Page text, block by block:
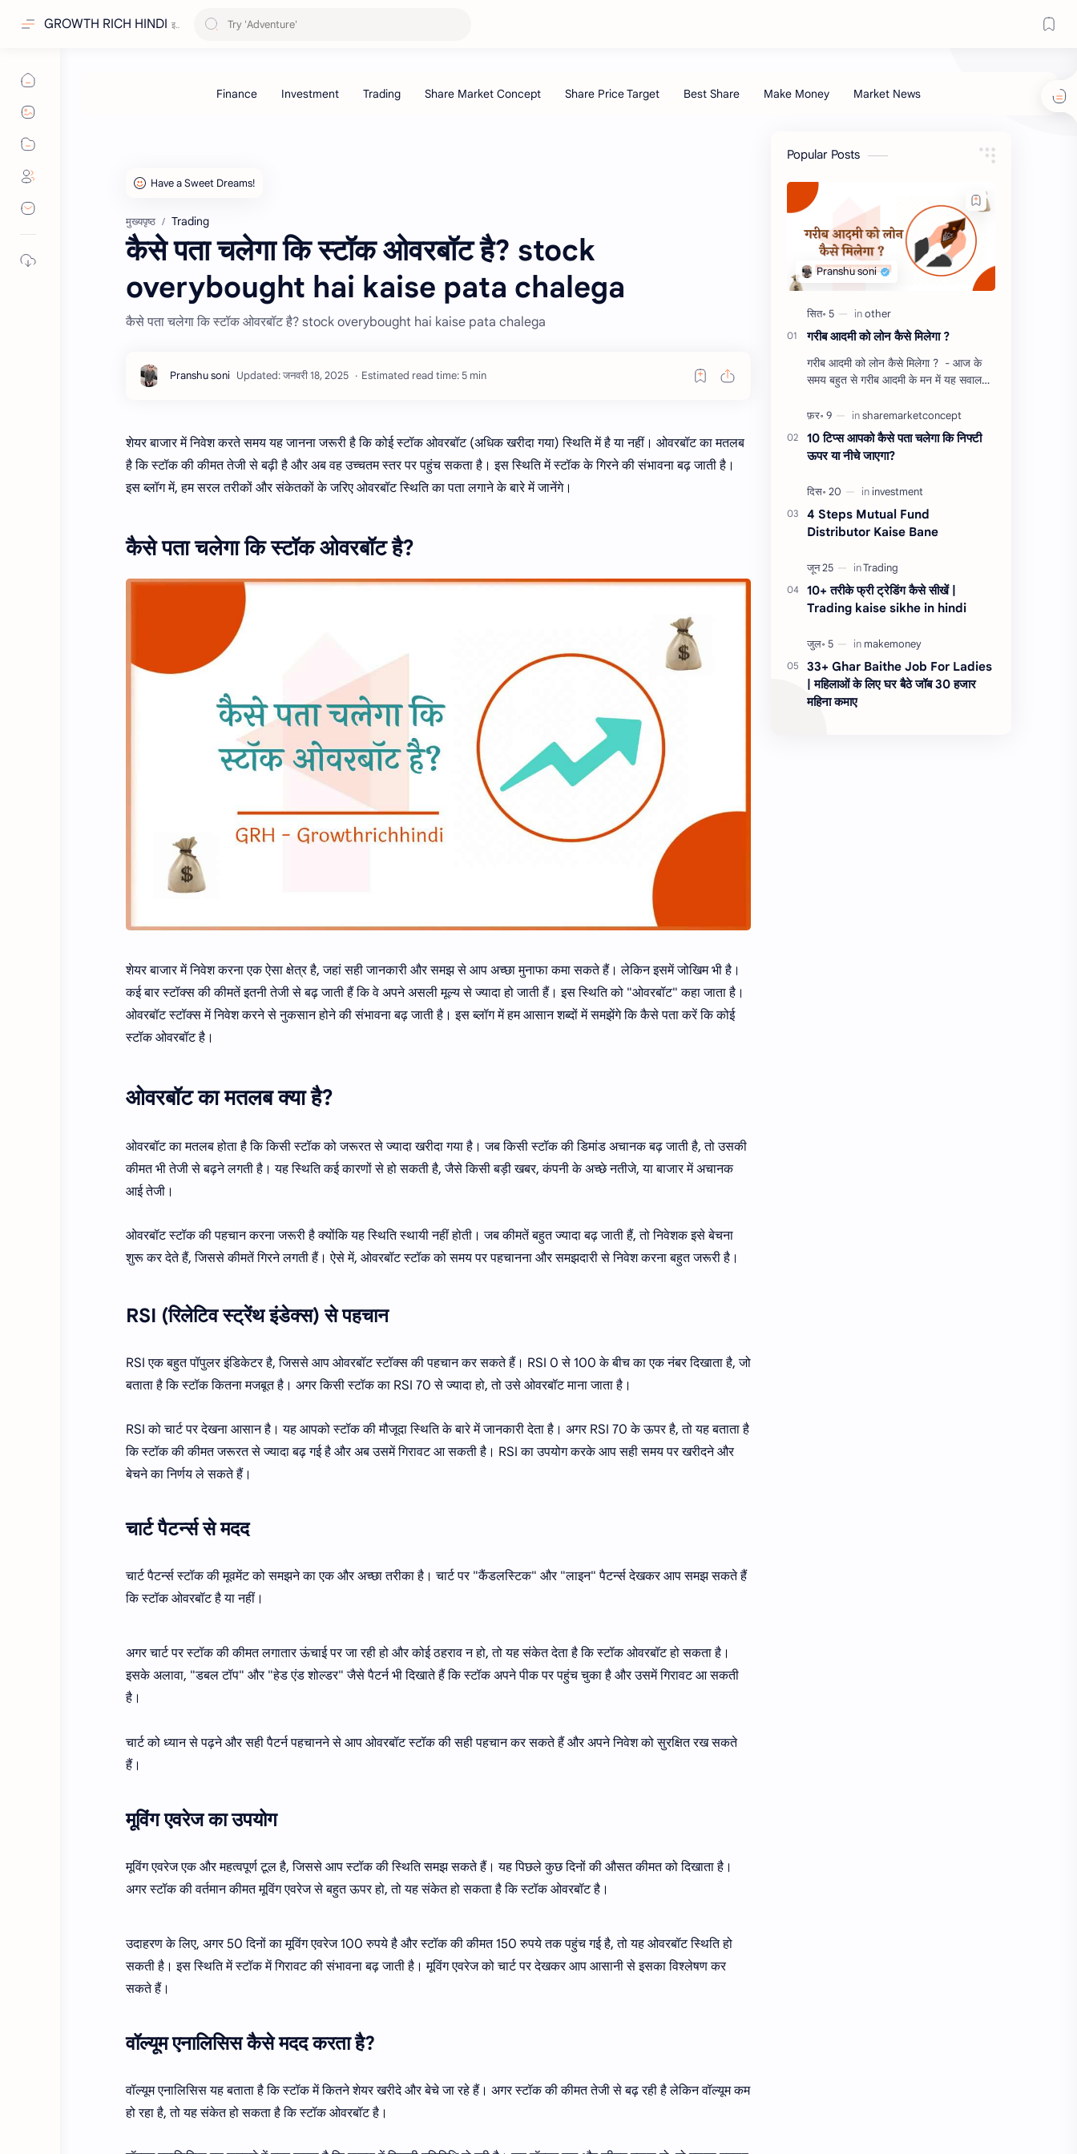
GROWTH RICH HINDI
मुख्यपृष्ठ Trading
कैसे पता चलेगा कि स्टॉक ओवरबॉट है? stock
overybought hai kaise pata chalega
कैसे पता चलेगा कि स्टॉक ओवरबॉट है? stock overybought hai kaise pata chalega
Estimated read time: 5 min
शेयर बाजार में निवेश करते समय यह जानना जरूरी है कि कोई स्टॉक ओवरबॉट (अधिक खरीदा गया) स्थिति में है या नहीं। ओवरबॉट का मतलब
है कि स्टॉक की कीमत तेजी से बढ़ी है और अब वह उच्चतम स्तर पर पहुंच सकता है। इस स्थिति में स्टॉक के गिरने की संभावना बढ़ जाती है।
इस ब्लॉग में, हम सरल तरीकों और संकेतकों के जरिए ओवरबॉट स्थिति का पता लगाने के बारे में जानेंगे।
कैसे पता चलेगा कि स्टॉक ओवरबॉट है?
शेयर बाजार में निवेश करना एक ऐसा क्षेत्र है, जहां सही जानकारी और समझ से आप अच्छा मुनाफा कमा सकते हैं। लेकिन इसमें जोखिम भी है।
कई बार स्टॉक्स की कीमतें इतनी तेजी से बढ़ जाती हैं कि वे अपने असली मूल्य से ज्यादा हो जाती हैं। इस स्थिति को "ओवरबॉट" कहा जाता है।
ओवरबॉट स्टॉक्स में निवेश करने से नुकसान होने की संभावना बढ़ जाती है। इस ब्लॉग में हम आसान शब्दों में समझेंगे कि कैसे पता करें कि कोई
स्टॉक ओवरबॉट है।
ओवरबॉट का मतलब क्या है?
ओवरबॉट का मतलब होता है कि किसी स्टॉक को जरूरत से ज्यादा खरीदा गया है। जब किसी स्टॉक की डिमांड अचानक बढ़ जाती है, तो उसकी
कीमत भी तेजी से बढ़ने लगती है। यह स्थिति कई कारणों से हो सकती है, जैसे किसी बड़ी खबर, कंपनी के अच्छे नतीजे, या बाजार में अचानक
आई तेजी।
ओवरबॉट स्टॉक की पहचान करना जरूरी है क्योंकि यह स्थिति स्थायी नहीं होती। जब कीमतें बहुत ज्यादा बढ़ जाती हैं, तो निवेशक इसे बेचना
शुरू कर देते हैं, जिससे कीमतें गिरने लगती हैं। ऐसे में, ओवरबॉट स्टॉक को समय पर पहचानना और समझदारी से निवेश करना बहुत जरूरी है।
RSI (रिलेटिव स्ट्रेंथ इंडेक्स) से पहचान
RSI एक बहुत पॉपुलर इंडिकेटर है, जिससे आप ओवरबॉट स्टॉक्स की पहचान कर सकते हैं। RSI 0 से 100 के बीच का एक नंबर दिखाता है, जो
बताता है कि स्टॉक कितना मजबूत है। अगर किसी स्टॉक का RSI 70 से ज्यादा हो, तो उसे ओवरबॉट माना जाता है।
RSI को चार्ट पर देखना आसान है। यह आपको स्टॉक की मौजूदा स्थिति के बारे में जानकारी देता है। अगर RSI 70 के ऊपर है, तो यह बताता है
कि स्टॉक की कीमत जरूरत से ज्यादा बढ़ गई है और अब उसमें गिरावट आ सकती है। RSI का उपयोग करके आप सही समय पर खरीदने और
बेचने का निर्णय ले सकते हैं।
चार्ट पैटर्न्स से मदद
चार्ट पैटर्न्स स्टॉक की मूवमेंट को समझने का एक और अच्छा तरीका है। चार्ट पर "कैंडलस्टिक" और "लाइन" पैटर्न्स देखकर आप समझ सकते हैं
कि स्टॉक ओवरबॉट है या नहीं।
अगर चार्ट पर स्टॉक की कीमत लगातार ऊंचाई पर जा रही हो और कोई ठहराव न हो, तो यह संकेत देता है कि स्टॉक ओवरबॉट हो सकता है।
इसके अलावा, "डबल टॉप" और "हेड एंड शोल्डर" जैसे पैटर्न भी दिखाते हैं कि स्टॉक अपने पीक पर पहुंच चुका है और उसमें गिरावट आ सकती
है।
चार्ट को ध्यान से पढ़ने और सही पैटर्न पहचानने से आप ओवरबॉट स्टॉक की सही पहचान कर सकते हैं और अपने निवेश को सुरक्षित रख सकते
हैं।
मूविंग एवरेज का उपयोग
मूविंग एवरेज एक और महत्वपूर्ण टूल है, जिससे आप स्टॉक की स्थिति समझ सकते हैं। यह पिछले कुछ दिनों की औसत कीमत को दिखाता है।
अगर स्टॉक की वर्तमान कीमत मूविंग एवरेज से बहुत ऊपर हो, तो यह संकेत हो सकता है कि स्टॉक ओवरबॉट है।
उदाहरण के लिए, अगर 50 दिनों का मूविंग एवरेज 100 रुपये है और स्टॉक की कीमत 150 रुपये तक पहुंच गई है, तो यह ओवरबॉट स्थिति हो
सकती है। इस स्थिति में स्टॉक में गिरावट की संभावना बढ़ जाती है। मूविंग एवरेज को चार्ट पर देखकर आप आसानी से इसका विश्लेषण कर
सकते हैं।
वॉल्यूम एनालिसिस कैसे मदद करता है?
वॉल्यूम एनालिसिस यह बताता है कि स्टॉक में कितने शेयर खरीदे और बेचे जा रहे हैं। अगर स्टॉक की कीमत तेजी से बढ़ रही है लेकिन वॉल्यूम कम
हो रहा है, तो यह संकेत हो सकता है कि स्टॉक ओवरबॉट है।
Popular Posts
गरीब आदमी को लोन कैसे मिलेगा ?
गरीब आदमी को लोन कैसे मिलेगा ? - आज के
समय बहुत से गरीब आदमी के मन में यह सवाल
को लोन कैसे मिलता है ?…
10 टिप्स आपको कैसे पता चलेगा कि निफ्टी
ऊपर या नीचे जाएगा?
4 Steps Mutual Fund
Distributor Kaise Bane
10+ तरीके फ्री ट्रेडिंग कैसे सीखें |
Trading kaise sikhe in hindi
33+ Ghar Baithe Job For Ladies
| महिलाओं के लिए घर बैठे जॉब 30 हजार
महिना कमाए